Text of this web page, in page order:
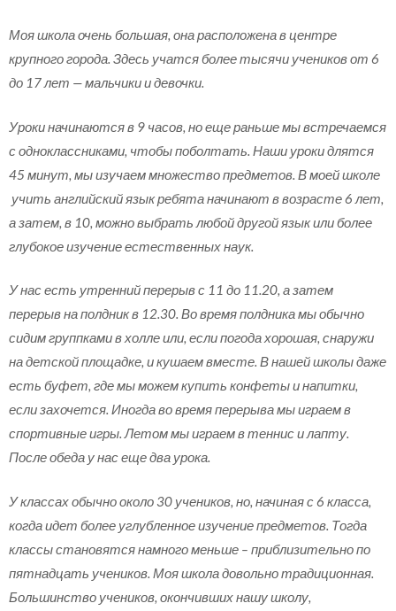
Моя школа очень большая, она расположена в центре
крупного города. Здесь учатся более тысячи учеников от 6
до 17 лет — мальчики и девочки.
Уроки начинаются в 9 часов, но еще раньше мы встречаемся
с одноклассниками, чтобы поболтать. Наши уроки длятся
45 минут, мы изучаем множество предметов. В моей школе
учить английский язык ребята начинают в возрасте 6 лет,
а затем, в 10, можно выбрать любой другой язык или более
глубокое изучение естественных наук.
У нас есть утренний перерыв с 11 до 11.20, а затем
перерыв на полдник в 12.30. Во время полдника мы обычно
сидим группками в холле или, если погода хорошая, снаружи
на детской площадке, и кушаем вместе. В нашей школы даже
есть буфет, где мы можем купить конфеты и напитки,
если захочется. Иногда во время перерыва мы играем в
спортивные игры. Летом мы играем в теннис и лапту.
После обеда у нас еще два урока.
У классах обычно около 30 учеников, но, начиная с 6 класса,
когда идет более углубленное изучение предметов. Тогда
классы становятся намного меньше – приблизительно по
пятнадцать учеников. Моя школа довольно традиционная.
Большинство учеников, окончивших нашу школу,